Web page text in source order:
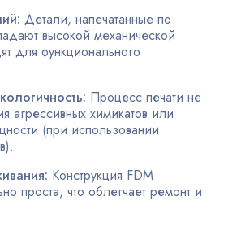
Детали, напечатанные по
высокой механической
для функционального
Процесс печати не
агрессивных химикатов или
(при использовании
Конструкция FDM
проста, что облегчает ремонт и